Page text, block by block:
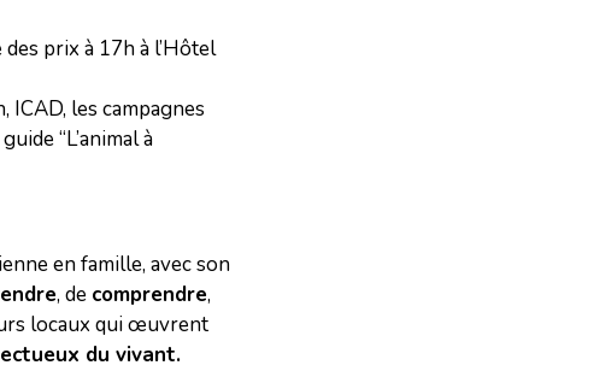
prix à 17h à l’Hôtel
les campagnes
“L’animal à
en famille, avec son
, de comprendre,
locaux qui œuvrent
du vivant.